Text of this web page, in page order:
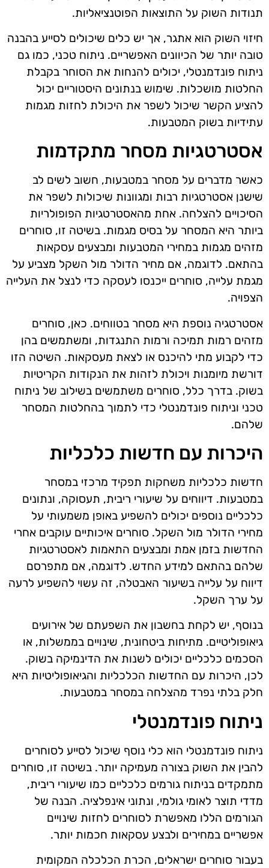
תנודות השוק על התוצאות הפוטנציאליות.
חיזוי השוק הוא אתגר, אך יש כלים שיכולים לסייע בהבנה
טובה יותר של הכיוונים האפשריים. ניתוח טכני, כמו גם
ניתוח פונדמנטלי, יכולים להנחות את הסוחר בקבלת
החלטות מושכלות. שימוש בנתונים היסטוריים יכול
להציע הקשר שיכול לשפר את היכולת לחזות מגמות
עתידיות בשוק המטבעות.
אסטרטגיות מסחר מתקדמות
כאשר מדברים על מסחר במטבעות, חשוב לשים לב
שישנן אסטרטגיות רבות ומגוונות שיכולות לשפר את
הסיכויים להצלחה. אחת מהאסטרטגיות הפופולריות
ביותר היא המסחר על בסיס מגמות. בשיטה זו, סוחרים
מזהים מגמות במחירי המטבעות ומבצעים עסקאות
בהתאם. לדוגמה, אם מחיר הדולר מול השקל מצביע על
מגמת עלייה, סוחרים ייכנסו לעסקה כדי לנצל את העלייה
הצפויה.
אסטרטגיה נוספת היא מסחר בטווחים. כאן, סוחרים
מזהים רמות תמיכה ורמות התנגדות, ומשתמשים בהן
כדי לקבוע מתי להיכנס או לצאת מעסקאות. השיטה הזו
דורשת מיומנות ויכולת לזהות את הנקודות הקריטיות
בשוק. בדרך כלל, סוחרים משתמשים בשילוב של ניתוח
טכני וניתוח פונדמנטלי כדי לתמוך בהחלטות המסחר
שלהם.
היכרות עם חדשות כלכליות
חדשות כלכליות משחקות תפקיד מרכזי במסחר
במטבעות. דיווחים על שיעורי ריבית, תעסוקה, ונתונים
כלכליים נוספים יכולים להשפיע באופן משמעותי על
מחירי הדולר מול השקל. סוחרים איכותיים עוקבים אחרי
החדשות בזמן אמת ומבצעים התאמות לאסטרטגיות
שלהם בהתאם למידע החדש. לדוגמה, אם מתפרסם
דיווח על עלייה בשיעור האבטלה, זה עשוי להשפיע לרעה
על ערך השקל.
בנוסף, יש לקחת בחשבון את השפעתם של אירועים
גיאופוליטיים. מתיחות ביטחונית, שינויים בממשלות, או
הסכמים כלכליים יכולים לשנות את הדינמיקה בשוק.
לכן, היכרות עם החדשות הכלכליות והגיאופוליטיות היא
חלק בלתי נפרד מהצלחה במסחר במטבעות.
ניתוח פונדמנטלי
ניתוח פונדמנטלי הוא כלי נוסף שיכול לסייע לסוחרים
להבין את השוק בצורה מעמיקה יותר. בשיטה זו, סוחרים
מתמקדים בניתוח גורמים כלכליים כמו שיעורי ריבית,
מדדי תוצר לאומי גולמי, ונתוני אינפלציה. הבנה של
הגורמים הללו מאפשרת לסוחרים לחזות שינויים
אפשריים במחירים ולבצע עסקאות חכמות יותר.
בעבור סוחרים ישראלים, הכרת הכלכלה המקומית